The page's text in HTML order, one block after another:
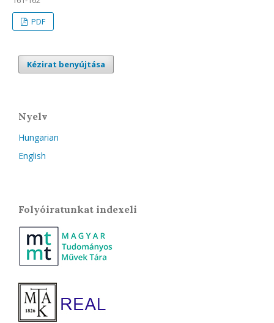
PDF
Kézirat benyújtása
Nyelv
Hungarian
English
Folyóiratunkat indexeli